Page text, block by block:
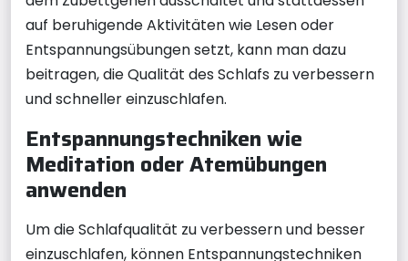
auf beruhigende Aktivitäten wie Lesen oder
Entspannungsübungen setzt, kann man dazu
beitragen, die Qualität des Schlafs zu verbessern
und schneller einzuschlafen.
Entspannungstechniken wie
Meditation oder Atemübungen
anwenden
Um die Schlafqualität zu verbessern und besser
einzuschlafen, können Entspannungstechniken